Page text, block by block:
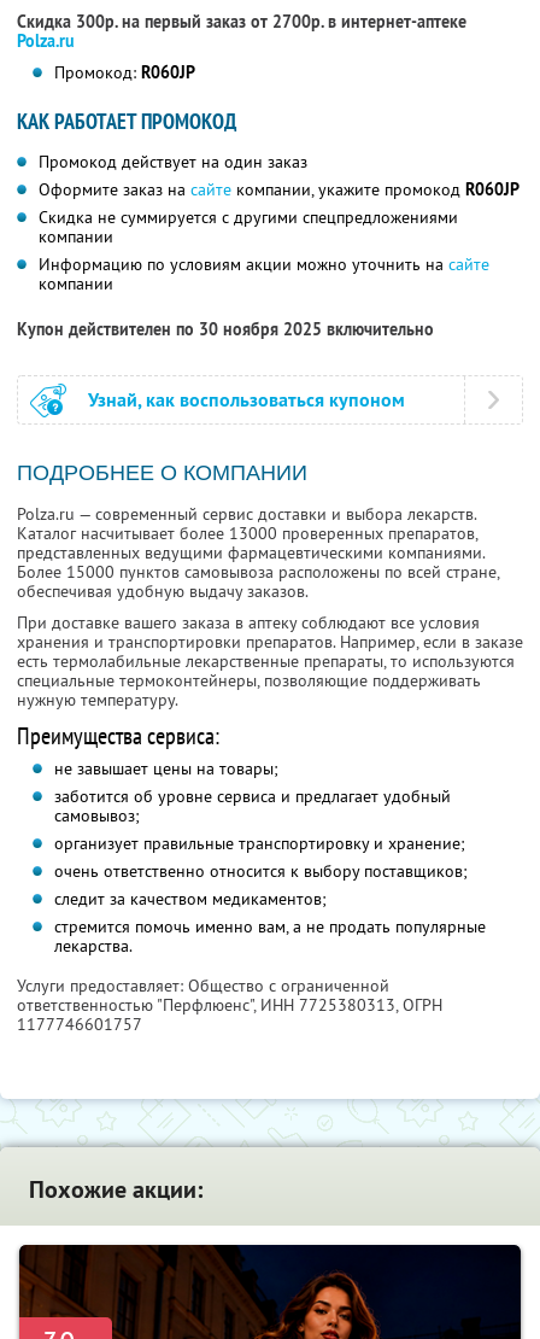
Скидка 300р. на первый заказ от 2700р. в интернет-аптеке
Polza.ru
Промокод: R060JP
КАК РАБОТАЕТ ПРОМОКОД
Промокод действует на один заказ
Оформите заказ на сайте компании, укажите промокод R060JP
Скидка не суммируется с другими спецпредложениями
компании
Информацию по условиям акции можно уточнить на сайте
компании
Купон действителен по 30 ноября 2025 включительно
Узнай, как воспользоваться купоном
ПОДРОБНЕЕ О КОМПАНИИ
Polza.ru — современный сервис доставки и выбора лекарств.
Каталог насчитывает более 13000 проверенных препаратов,
представленных ведущими фармацевтическими компаниями.
Более 15000 пунктов самовывоза расположены по всей стране,
обеспечивая удобную выдачу заказов.
При доставке вашего заказа в аптеку соблюдают все условия
хранения и транспортировки препаратов. Например, если в заказе
есть термолабильные лекарственные препараты, то используются
специальные термоконтейнеры, позволяющие поддерживать
нужную температуру.
Преимущества сервиса:
не завышает цены на товары;
заботится об уровне сервиса и предлагает удобный
самовывоз;
организует правильные транспортировку и хранение;
очень ответственно относится к выбору поставщиков;
следит за качеством медикаментов;
стремится помочь именно вам, а не продать популярные
лекарства.
Услуги предоставляет: Общество с ограниченной
ответственностью "Перфлюенс", ИНН 7725380313, ОГРН
1177746601757
Похожие акции: